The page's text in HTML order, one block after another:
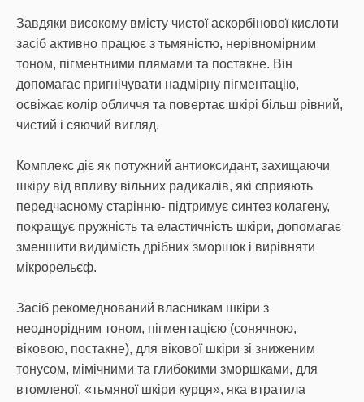
Завдяки високому вмісту чистої аскорбінової кислоти
засіб активно працює з тьмяністю, нерівномірним
тоном, пігментними плямами та постакне. Він
допомагає пригнічувати надмірну пігментацію,
освіжає колір обличчя та повертає шкірі більш рівний,
чистий і сяючий вигляд.
Комплекс діє як потужний антиоксидант, захищаючи
шкіру від впливу вільних радикалів, які сприяють
передчасному старінню- підтримує синтез колагену,
покращує пружність та еластичність шкіри, допомагає
зменшити видимість дрібних зморшок і вирівняти
мікрорельєф.
Засіб рекомеднований власникам шкіри з
неоднорідним тоном, пігментацією (сонячною,
віковою, постакне), для вікової шкіри зі зниженим
тонусом, мімічними та глибокими зморшками, для
втомленої, «тьмяної шкіри курця», яка втратила